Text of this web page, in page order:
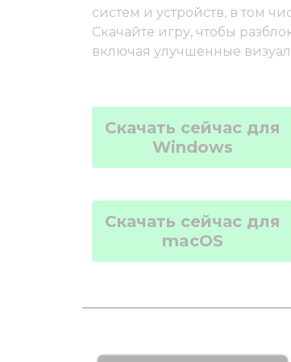
систем и устройств, в том
Скачайте игру, чтобы
включая улучшенные
Скачать сейчас для
Windows
Скачать сейчас для
macOS